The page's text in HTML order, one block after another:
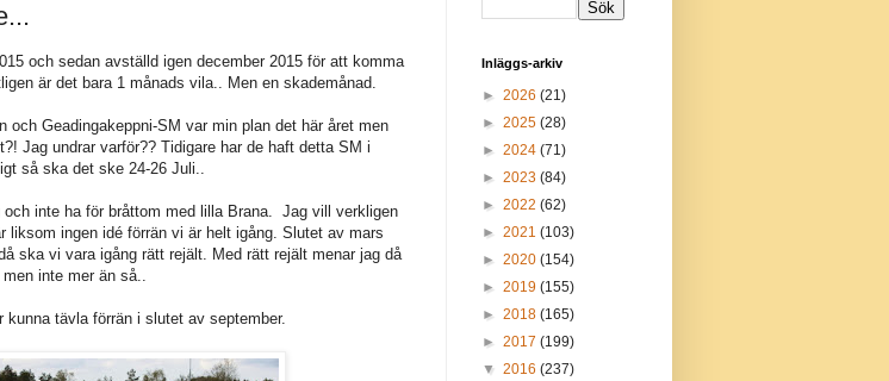
och sedan avställd igen december 2015 för att komma
är det bara 1 månads vila.. Men en skademånad.
och Geadingakeppni-SM var min plan det här året men
Jag undrar varför?? Tidigare har de haft detta SM i
så ska det ske 24-26 Juli..
inte ha för bråttom med lilla Brana. Jag vill verkligen
liksom ingen idé förrän vi är helt igång. Slutet av mars
ska vi vara igång rätt rejält. Med rätt rejält menar jag då
inte mer än så..
tävla förrän i slutet av september.
Inläggs-arkiv
► 2026 (21)
► 2025 (28)
► 2024 (71)
► 2023 (84)
► 2022 (62)
► 2021 (103)
► 2020 (154)
► 2019 (155)
► 2018 (165)
► 2017 (199)
▼ 2016 (237)